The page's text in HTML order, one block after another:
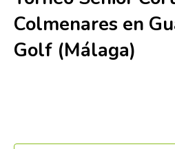
Colmenares en
Golf (Málaga)